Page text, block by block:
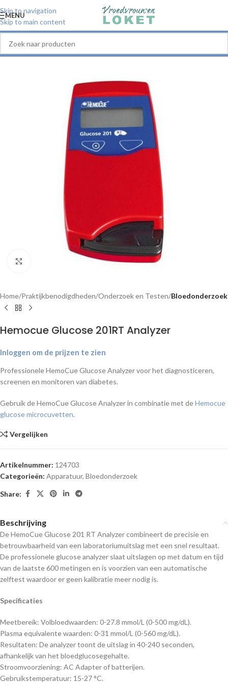
Skip to navigation
Skip to main content
MENU
Klik om te vergroten
Home Praktijkbenodigdheden Onderzoek en Testen Bloedonderzoek
Hemocue Glucose 201RT Analyzer
Inloggen om de prijzen te zien
Professionele HemoCue Glucose Analyzer voor het diagnosticeren,
screenen en monitoren van diabetes.
Gebruik de HemoCue Glucose Analyzer in combinatie met deHemocue
glucose microcuvetten.
Vergelijken
Artikelnummer: 124703
Categorieën: Apparatuur, Bloedonderzoek
Share:
Beschrijving
De HemoCue Glucose 201 RT Analyzer combineert de precisie en
betrouwbaarheid van een laboratoriumuitslag met een snel resultaat.
De professionele glucose analyzer slaat uitslagen op met datum en tijd
van de laatste 600 metingen en is voorzien van een automatische
zelftest waardoor er geen kalibratie meer nodig is.
Specificaties
Meetbereik: Volbloedwaarden: 0-27.8 mmol/L (0-500 mg/dL).
Plasma equivalente waarden: 0-31 mmol/L (0-560 mg/dL).
Resultaten: De analyzer toont de uitslag in 40-240 seconden,
afhankelijk van het bloedglucosegehalte.
Stroomvoorziening: AC Adapter of batterijen.
Gebruikstemperatuur: 15-27 °C.